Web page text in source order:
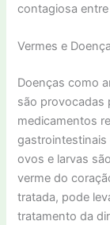
contagiosa
Vermes e
Doenças como
são provocadas
medicamentos
ovos e larvas
verme do
tratada, pode
tratamento da